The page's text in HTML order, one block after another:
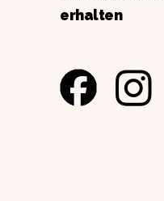
erhalten